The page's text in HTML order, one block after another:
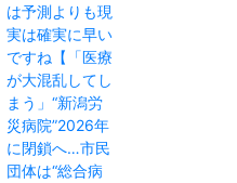
は予測よりも現
実は確実に早い
ですね【「医療
が大混乱してし
まう」“新潟労
災病院”2026年
に閉鎖へ…市民
団体は“総合病